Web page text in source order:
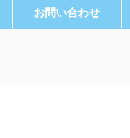
お問い合わせ